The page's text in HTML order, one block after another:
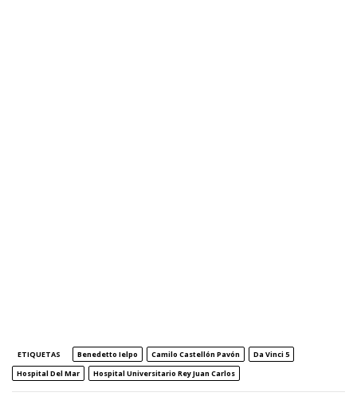
ETIQUETAS Benedetto Ielpo Camilo Castellón Pavón
Da Vinci 5
Hospital Del Mar
Hospital Universitario Rey Juan Carlos